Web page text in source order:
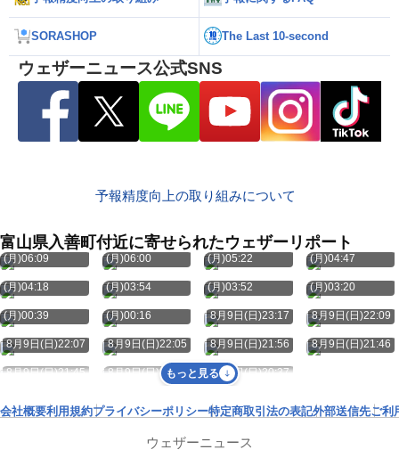
SORASHOP The Last 10-second
ウェザーニュース公式SNS
予報精度向上の取り組みについて
富山県入善町付近に寄せられたウェザーリポート
8月10日
(月)06:09
8月10日
(月)06:00
8月10日
(月)05:22
8月10日
(月)04:47
8月10日
(月)04:18
8月10日
(月)03:54
8月10日
(月)03:52
8月10日
(月)03:20
8月10日
(月)00:39
8月10日
(月)00:16
8月9日(日)23:17 8月9日(日)22:09
8月9日(日)22:07 8月9日(日)22:05 8月9日(日)21:56 8月9日(日)21:46
8月9日(日)21:45 8月9日(日)21:30 8月9日(日)20:37
もっと見る
会社概要利用規約プライバシーポリシー特定商取引法の表記外部送信先ご利
ウェザーニュース